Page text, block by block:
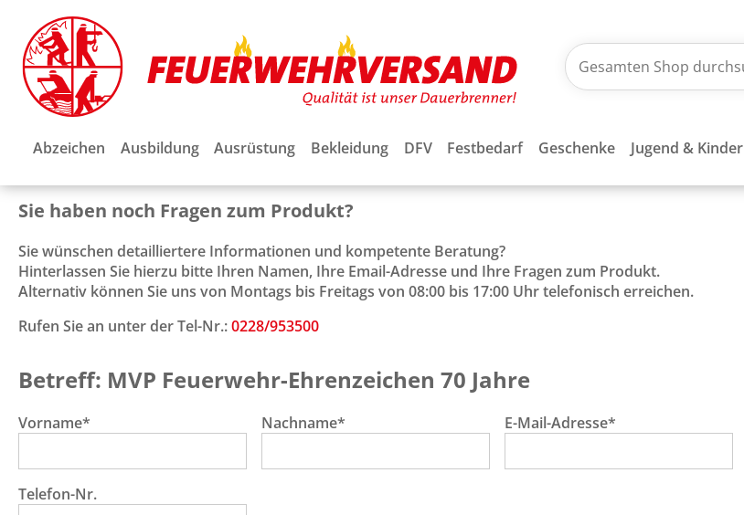
Abzeichen Ausbildung Ausrüstung Bekleidung DFV Festbedarf Geschenke Jugend & Kinder
Sie haben noch Fragen zum Produkt?
Sie wünschen detailliertere Informationen und kompetente Beratung?
Hinterlassen Sie hierzu bitte Ihren Namen, Ihre Email-Adresse und Ihre Fragen zum Produkt.
Alternativ können Sie uns von Montags bis Freitags von 08:00 bis 17:00 Uhr telefonisch erreichen.
Rufen Sie an unter der Tel-Nr.:0228/953500
Betreff: MVP Feuerwehr-Ehrenzeichen 70 Jahre
Vorname* Nachname* E-Mail-Adresse*
Telefon-Nr.